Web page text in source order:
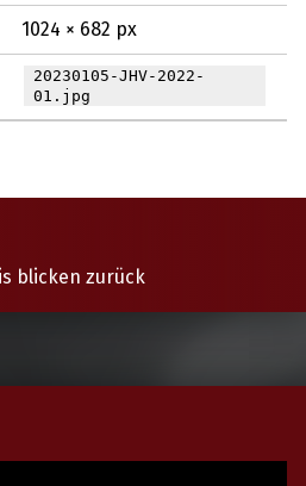
1024 × 682 px
20230105-JHV-2022-
01.jpg
blicken zurück